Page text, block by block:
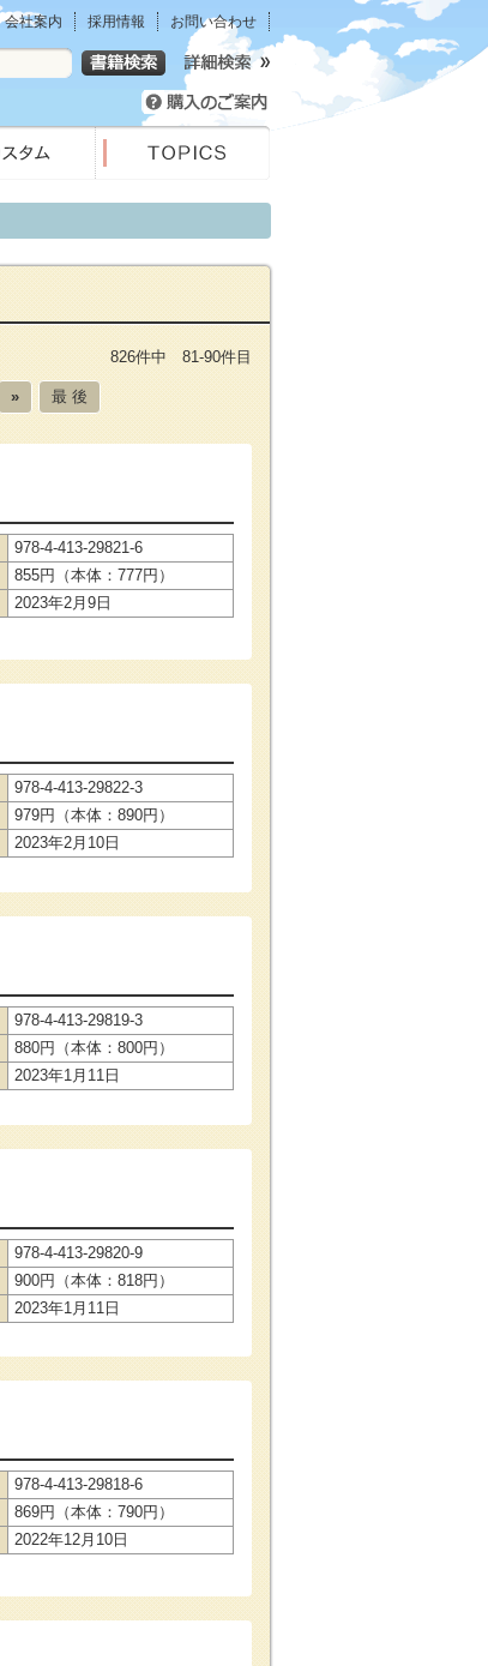
会社案内 採用情報 お問い合わせ
826件中 81-90件目
» 最 後
978-4-413-29821-6
855円（本体：777円）
2023年2月9日
978-4-413-29822-3
979円（本体：890円）
2023年2月10日
978-4-413-29819-3
880円（本体：800円）
2023年1月11日
978-4-413-29820-9
900円（本体：818円）
2023年1月11日
978-4-413-29818-6
869円（本体：790円）
2022年12月10日